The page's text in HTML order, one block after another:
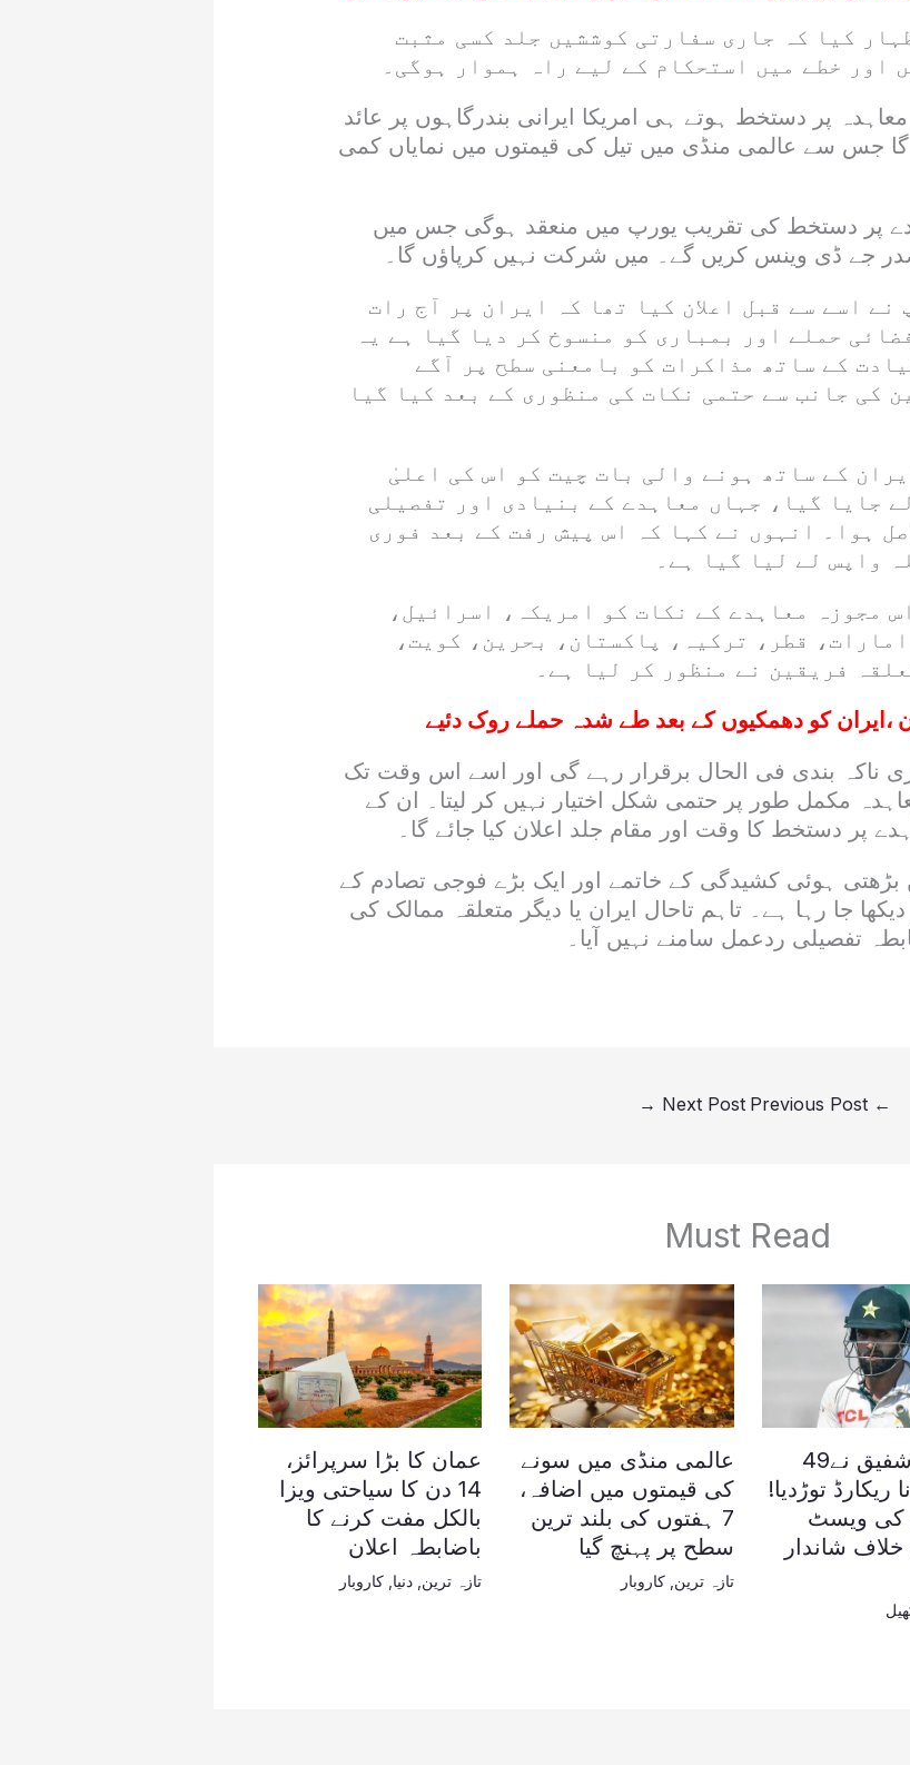
کیا کہ جاری سفارتی کوششیں جلد کسی مثبت
اور خطے میں استحکام کے لیے راہ ہموار ہوگی۔
پر دستخط ہوتے ہی امریکا ایرانی بندرگاہوں پر عائد
گا جس سے عالمی منڈی میں تیل کی قیمتوں میں نمایاں کمی
پر دستخط کی تقریب یورپ میں منعقد ہوگی جس میں
جے ڈی وینس کریں گے۔ میں شرکت نہیں کرپاؤں گا۔
نے اسے سے قبل اعلان کیا تھا کہ ایران پر آج رات
حملے اور بمباری کو منسوخ کر دیا گیا ہے یہ
کے ساتھ مذاکرات کو بامعنی سطح پر آگے
کی جانب سے حتمی نکات کی منظوری کے بعد کیا گیا
کے ساتھ ہونے والی بات چیت کو اس کی اعلیٰ
جایا گیا، جہاں معاہدے کے بنیادی اور تفصیلی
ہوا۔ انہوں نے کہا کہ اس پیش رفت کے بعد فوری
واپس لے لیا گیا ہے۔
مجوزہ معاہدے کے نکات کو امریکہ، اسرائیل،
قطر، ترکیہ، پاکستان، بحرین، کویت،
فریقین نے منظور کر لیا ہے۔
،ایران کو دھمکیوں کے بعد طے شدہ حملے روک دئیے
ناکہ بندی فی الحال برقرار رہے گی اور اسے اس وقت تک
مکمل طور پر حتمی شکل اختیار نہیں کر لیتا۔ ان کے
پر دستخط کا وقت اور مقام جلد اعلان کیا جائے گا۔
ہوئی کشیدگی کے خاتمے اور ایک بڑے فوجی تصادم کے
جا رہا ہے۔ تاہم تاحال ایران یا دیگر متعلقہ ممالک کی
تفصیلی ردعمل سامنے نہیں آیا۔
←
Next Post
→
Must Read
عبداللہ شفیق نے49
ریکارڈ توڑدیا!
کی ویسٹ
خلاف شاندار
عالمی منڈی میں سونے
کی قیمتوں میں اضافہ،
7 ہفتوں کی بلند ترین
سطح پر پہنچ گیا
تازہ ترین ,کاروبار
عمان کا بڑا سرپرائز،
14 دن کا سیاحتی ویزا
بالکل مفت کرنے کا
باضابطہ اعلان
تازہ ترین دنیا کاروبار